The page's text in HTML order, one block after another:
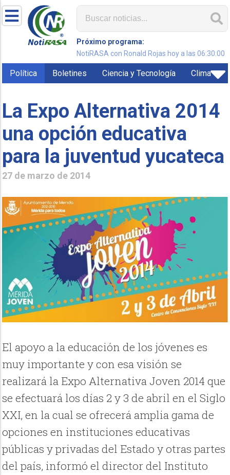
Próximo programa:
NotiRASA con Ronald Rojas hoy a las 06:30:00
Política Boletines Ciencia y Tecnología Clima
La Expo Alternativa 2014
una opción educativa
para la juventud yucateca
27 de marzo de 2014
El apoyo a la educación de los jóvenes es
muy importante y con esa visión se
realizará la Expo Alternativa Joven 2014 que
se efectuará los días 2 y 3 de abril en el Siglo
XXI, en la cual se ofrecerá amplia gama de
opciones en instituciones educativas
públicas y privadas del Estado y otras partes
del país, informó el director del Instituto